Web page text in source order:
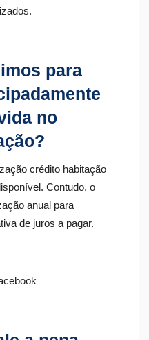
para
no
crédito habitação
Contudo, o
anual para
de juros a pagar.